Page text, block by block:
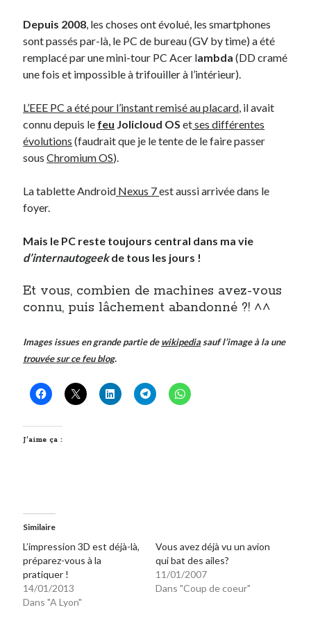
Depuis 2008, les choses ont évolué, les smartphones
sont passés par-là, le PC de bureau (GV by time) a été
remplacé par une mini-tour PC Acer lambda (DD cramé
une fois et impossible à trifouiller à l’intérieur).
L’EEE PC a été pour l’instant remisé au placard, il avait
connu depuis le feu Jolicloud OS etses différentes
évolutions (faudrait que je le tente de le faire passer
sousChromium OS).
La tablette Android Nexus 7est aussi arrivée dans le
foyer.
Mais le PC reste toujours central dans ma vie
d’internautogeekde tous les jours !
Et vous, combien de machines avez-vous
connu, puis lâchement abandonné ?! ^^
Images issues en grande partie dewikipediasauf l’image à la une
trouvée sur ce feu blog.
J’aime ça :
Similaire
L’impression 3D est déjà-là,
préparez-vous à la
pratiquer !
14/01/2013
Dans "A Lyon"
Vous avez déjà vu un avion
qui bat des ailes?
11/01/2007
Dans "Coup de coeur"